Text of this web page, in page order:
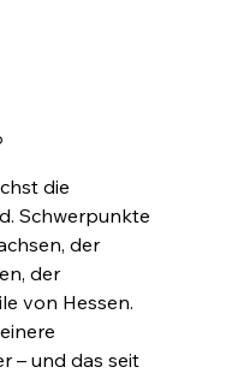
die
Schwerpunkte
der
der
von Hessen.
– und das seit